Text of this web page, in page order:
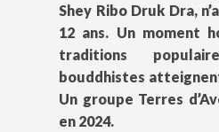
Shey Ribo Druk Dra,
12 ans. Un moment
traditions
bouddhistes
Un groupe Terres
en 2024.